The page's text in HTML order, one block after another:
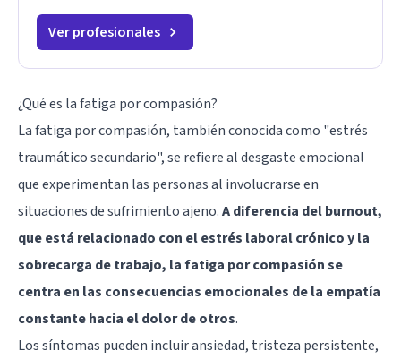
Ver profesionales
¿Qué es la fatiga por compasión?
La fatiga por compasión, también conocida como "estrés
traumático secundario", se refiere al desgaste emocional
que experimentan las personas al involucrarse en
situaciones de sufrimiento ajeno.A diferencia del burnout,
que está relacionado con el estrés laboral crónico y la
sobrecarga de trabajo, la fatiga por compasión se
centra en las consecuencias emocionales de la empatía
constante hacia el dolor de otros.
Los síntomas pueden incluir ansiedad, tristeza persistente,